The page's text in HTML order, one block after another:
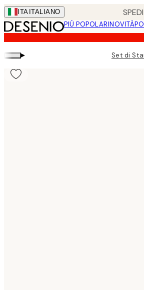
Skip
to
main
content.
ITA ITALIANO
PIÚ POPOLARINOVITÀ
▸ Set di